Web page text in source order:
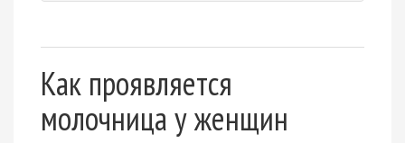
Как проявляется
молочница у женщин